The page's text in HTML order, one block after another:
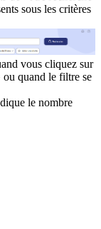
sous les critères
vous cliquez sur
quand le filtre se
le nombre